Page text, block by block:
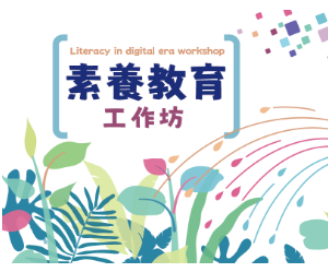
素養教育工作坊
Literacy in digital era workshop